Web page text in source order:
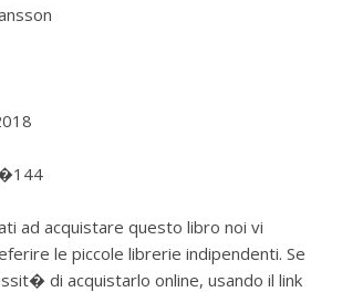
ad acquistare questo libro noi vi
le piccole librerie indipendenti. Se
di acquistarlo online, usando il link